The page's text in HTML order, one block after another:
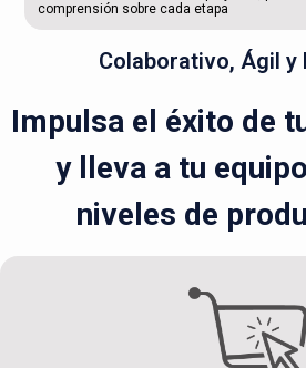
comprensión sobre cada etapa
Colaborativo, Ágil y
Impulsa el éxito de
y lleva a tu
niveles de